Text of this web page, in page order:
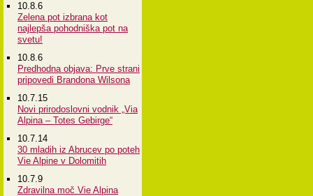
10.8.6
Zelena pot izbrana kot
najlepša pohodniška pot na
svetu!
10.8.6
Predhodna objava: Prve strani
pripovedi Brandona Wilsona
10.7.15
Novi prirodoslovni vodnik „Via
Alpina – Totes Gebirge“
10.7.14
30 mladih iz Abrucev po poteh
Vie Alpine v Dolomitih
10.7.9
Zdravilna moč Vie Alpina